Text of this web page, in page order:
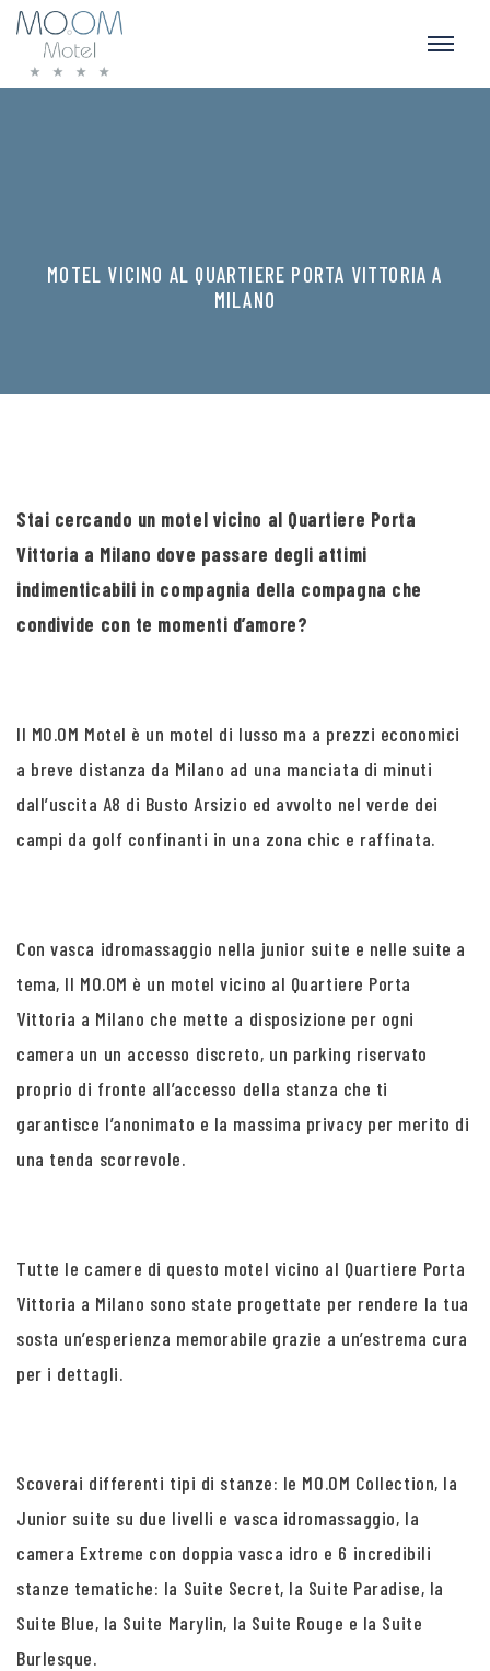
MOTEL VICINO AL QUARTIERE PORTA VITTORIA A
MILANO
Stai cercando un motel vicino al Quartiere Porta
Vittoria a Milano dove passare degli attimi
indimenticabili in compagnia della compagna che
condivide con te momenti d’amore?
Il MO.OM Motel è un motel di lusso ma a prezzi economici
a breve distanza da Milano ad una manciata di minuti
dall’uscita A8 di Busto Arsizio ed avvolto nel verde dei
campi da golf confinanti in una zona chic e raffinata.
Con vasca idromassaggio nella junior suite e nelle suite a
tema, Il MO.OM è un motel vicino al Quartiere Porta
Vittoria a Milano che mette a disposizione per ogni
camera un un accesso discreto, un parking riservato
proprio di fronte all’accesso della stanza che ti
garantisce l’anonimato e la massima privacy per merito di
una tenda scorrevole.
Tutte le camere di questo motel vicino al Quartiere Porta
Vittoria a Milano sono state progettate per rendere la tua
sosta un’esperienza memorabile grazie a un’estrema cura
per i dettagli.
Scoverai differenti tipi di stanze: le MO.OM Collection, la
Junior suite su due livelli e vasca idromassaggio, la
camera Extreme con doppia vasca idro e 6 incredibili
stanze tematiche: la Suite Secret, la Suite Paradise, la
Suite Blue, la Suite Marylin, la Suite Rouge e la Suite
Burlesque.